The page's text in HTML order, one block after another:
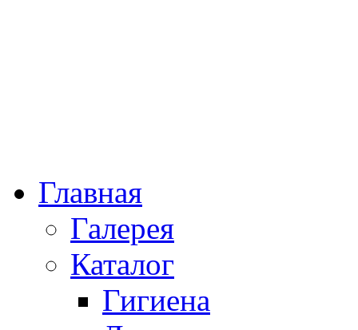
Главная
Галерея
Каталог
Гигиена